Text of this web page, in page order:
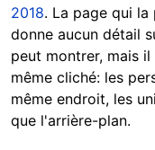
2018. La page qui la
donne aucun détail
peut montrer, mais
même cliché: les
même endroit, les
que l'arrière-plan.